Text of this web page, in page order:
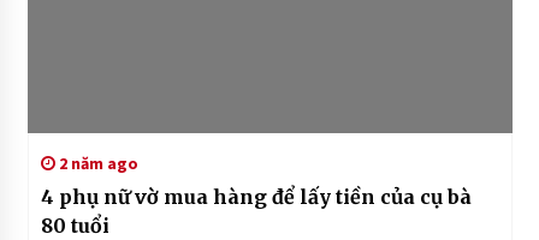
2 năm ago
4 phụ nữ vờ mua hàng để lấy tiền của cụ bà
80 tuổi